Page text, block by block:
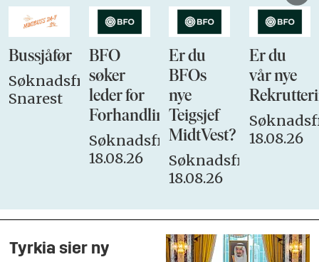
Bussjåfør
Søknadsfrist:
Snarest
BFO
søker
leder for
Forhandlingsutvalget
Søknadsfrist:
18.08.26
Er du
BFOs
nye
Teigsjef
MidtVest?
Søknadsfrist:
18.08.26
Er du
vår nye
18.08.26
Tyrkia sier ny